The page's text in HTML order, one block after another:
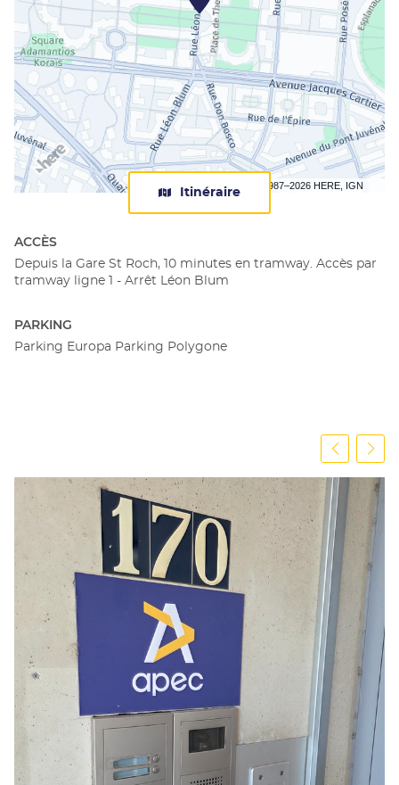
Terms of use © 1987–2026 HERE, IGN
Itinéraire
jusqu'au
centre
ACCÈS
Depuis la Gare St Roch, 10 minutes en tramway. Accès par
tramway ligne 1 - Arrêt Léon Blum
PARKING
Parking Europa Parking Polygone